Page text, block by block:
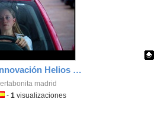
Proyecto de innovación Helios Cortometraje
madrid
-1 visualizaciones